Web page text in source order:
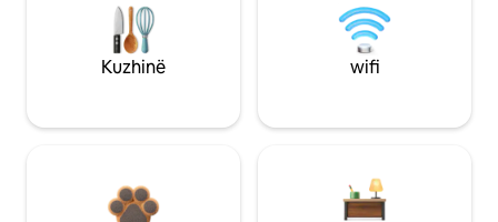
Kuzhinë wifi